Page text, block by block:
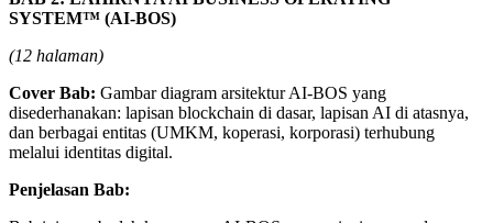
SYSTEM™ (AI-BOS)
(12 halaman)
Cover Bab: Gambar diagram arsitektur AI-BOS yang
disederhanakan: lapisan blockchain di dasar, lapisan AI di atasnya,
dan berbagai entitas (UMKM, koperasi, korporasi) terhubung
melalui identitas digital.
Penjelasan Bab: